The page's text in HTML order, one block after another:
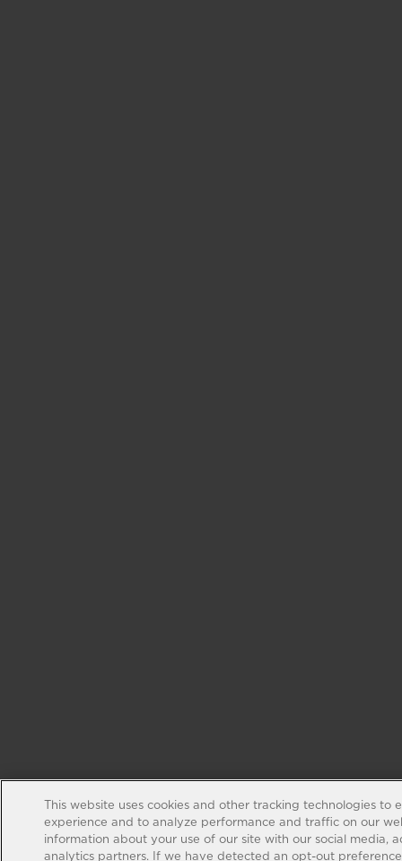
This website uses cookies and other tracking technologies to
experience and to analyze performance and traffic on our
information about your use of our site with our social media,
analytics partners. If we have detected an opt-out